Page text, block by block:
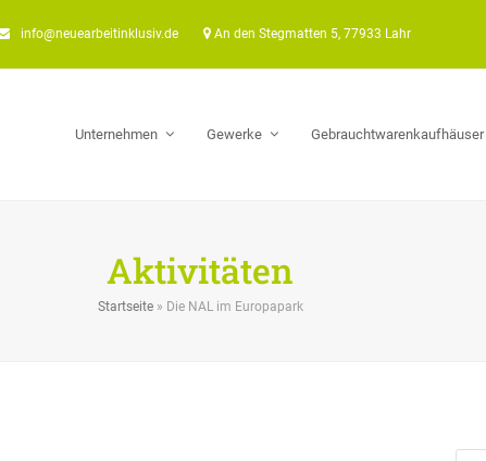
info@neuearbeitinklusiv.de An den Stegmatten 5, 77933 Lahr
Unternehmen Gewerke Gebrauchtwarenkaufhäuser
Aktivitäten
Startseite» Die NAL im Europapark